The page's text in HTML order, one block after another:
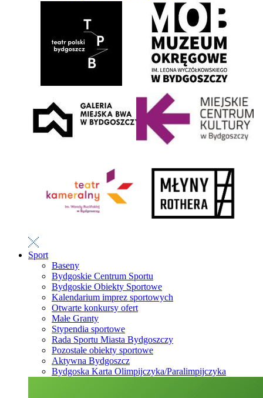
Sport
Baseny
Bydgoskie Centrum Sportu
Bydgoskie Obiekty Sportowe
Kalendarium imprez sportowych
Otwarte konkursy ofert
Małe Granty
Stypendia sportowe
Rada Sportu Miasta Bydgoszczy
Pozostałe obiekty sportowe
Aktywna Bydgoszcz
Bydgoska Karta Olimpijczyka/Paralimpijczyka